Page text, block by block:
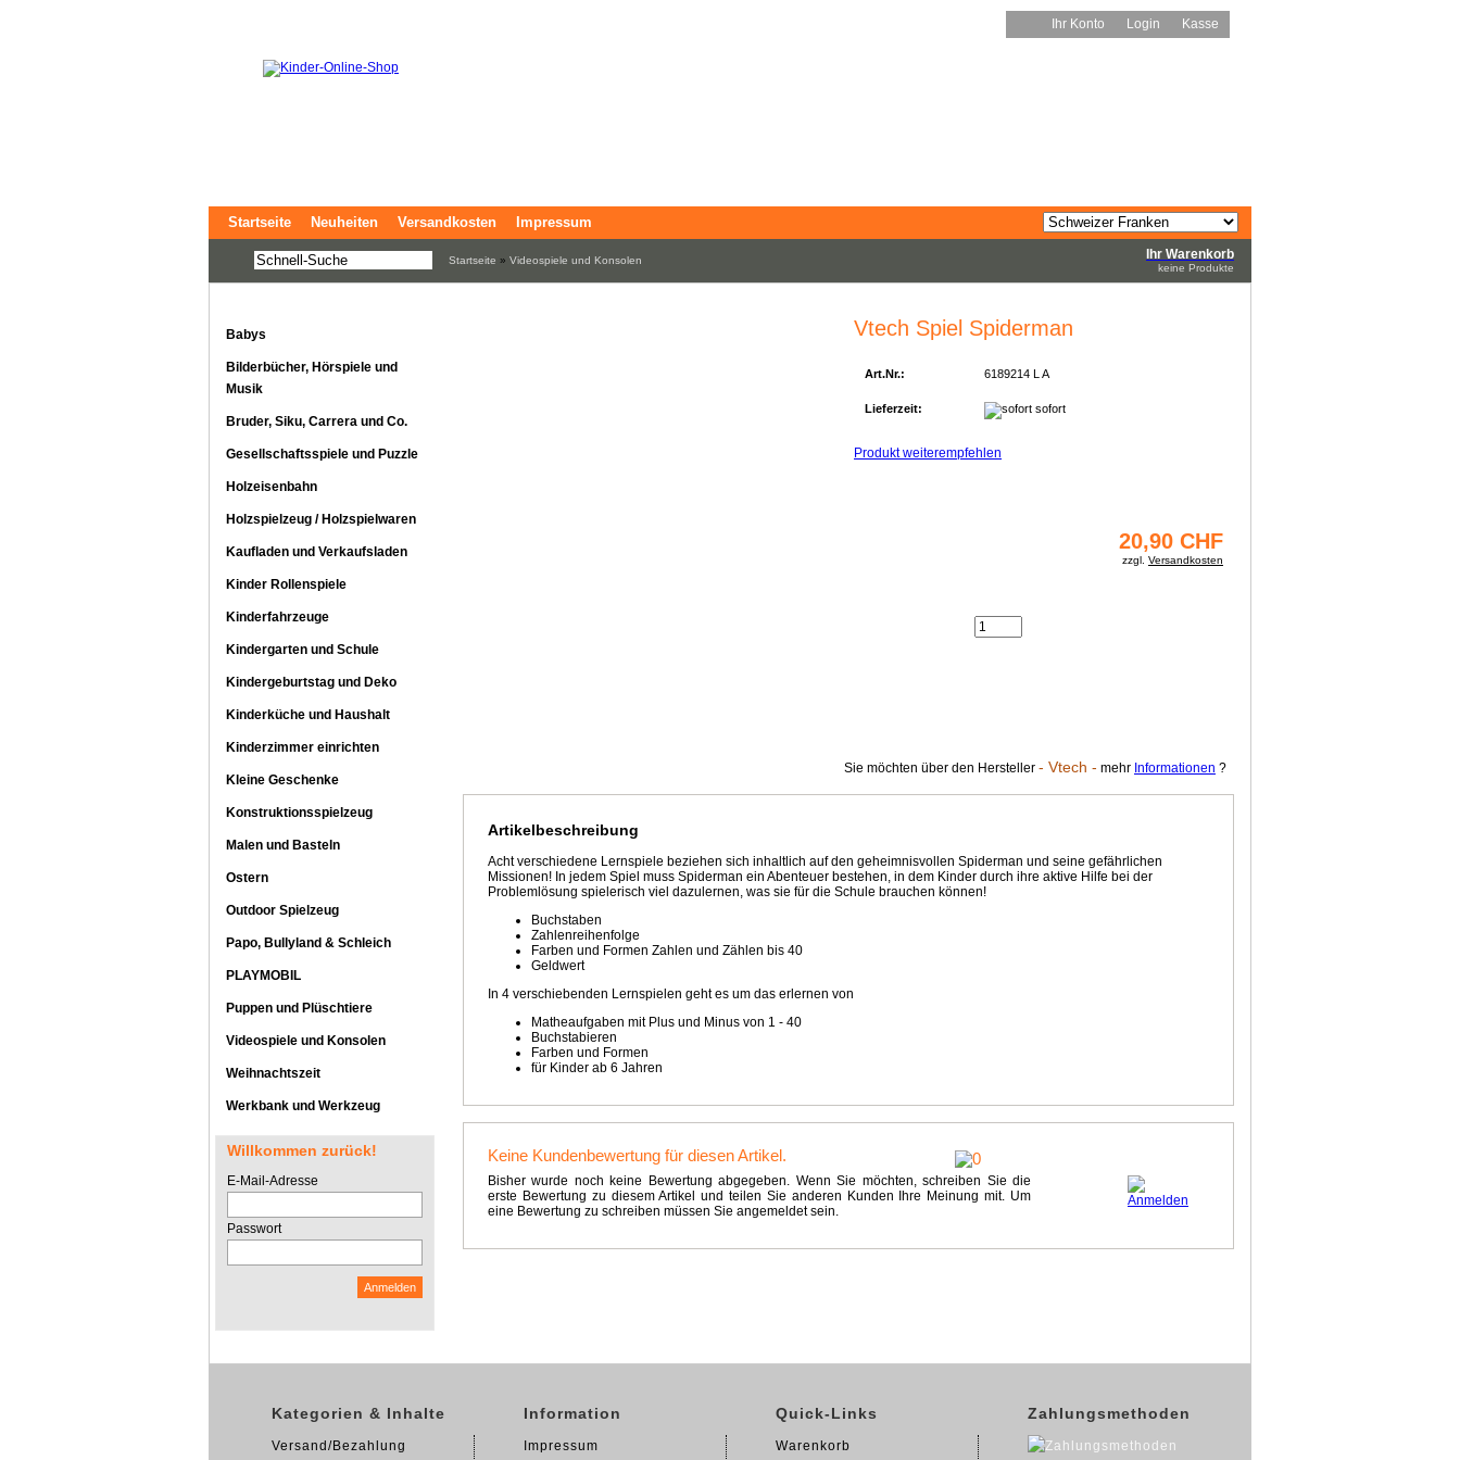
Ihr Konto Login Kasse
Startseite Neuheiten Versandkosten Impressum
Startseite » Videospiele und Konsolen Ihr Warenkorb
keine Produkte
Vtech Spiel Spiderman
Art.Nr.: 6189214 L A
Lieferzeit: sofort
Produkt weiterempfehlen
20,90 CHF
zzgl. Versandkosten
Sie möchten über den Hersteller - Vtech - mehr Informationen ?
Artikelbeschreibung
Acht verschiedene Lernspiele beziehen sich inhaltlich auf den geheimnisvollen Spiderman und seine gefährlichen
Missionen! In jedem Spiel muss Spiderman ein Abenteuer bestehen, in dem Kinder durch ihre aktive Hilfe bei der
Problemlösung spielerisch viel dazulernen, was sie für die Schule brauchen können!
Buchstaben
Zahlenreihenfolge
Farben und Formen Zahlen und Zählen bis 40
Geldwert
In 4 verschiebenden Lernspielen geht es um das erlernen von
Matheaufgaben mit Plus und Minus von 1 - 40
Buchstabieren
Farben und Formen
für Kinder ab 6 Jahren
Keine Kundenbewertung für diesen Artikel.
Bisher wurde noch keine Bewertung abgegeben. Wenn Sie möchten, schreiben Sie die
erste Bewertung zu diesem Artikel und teilen Sie anderen Kunden Ihre Meinung mit. Um
eine Bewertung zu schreiben müssen Sie angemeldet sein.
Babys
Bilderbücher, Hörspiele und
Musik
Bruder, Siku, Carrera und Co.
Gesellschaftsspiele und Puzzle
Holzeisenbahn
Holzspielzeug / Holzspielwaren
Kaufladen und Verkaufsladen
Kinder Rollenspiele
Kinderfahrzeuge
Kindergarten und Schule
Kindergeburtstag und Deko
Kinderküche und Haushalt
Kinderzimmer einrichten
Kleine Geschenke
Konstruktionsspielzeug
Malen und Basteln
Ostern
Outdoor Spielzeug
Papo, Bullyland & Schleich
PLAYMOBIL
Puppen und Plüschtiere
Videospiele und Konsolen
Weihnachtszeit
Werkbank und Werkzeug
Willkommen zurück!
E-Mail-Adresse
Passwort
Kategorien & Inhalte
Versand/Bezahlung
Information
Impressum
Quick-Links
Warenkorb
Zahlungsmethoden